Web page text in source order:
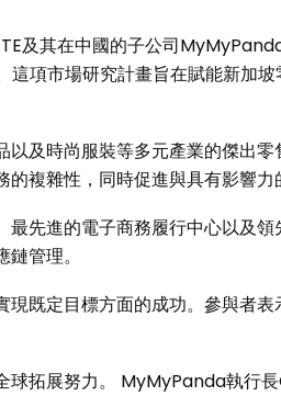
及其在中國的子公司
這項市場研究計畫旨在賦能新加
及時尚服裝等多元產業的傑出
複雜性，同時促進與具有影響
先進的電子商務履行中心以及
管理。
既定目標方面的成功。參與者
拓展努力。 MyMyPanda執行